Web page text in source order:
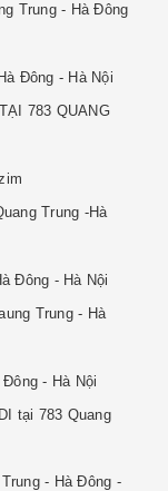
Trung - Hà Đông
Đông - Hà Nội
783 QUANG
Trung -Hà
Đông - Hà Nội
Trung - Hà
- Hà Nội
tại 783 Quang
- Hà Đông -